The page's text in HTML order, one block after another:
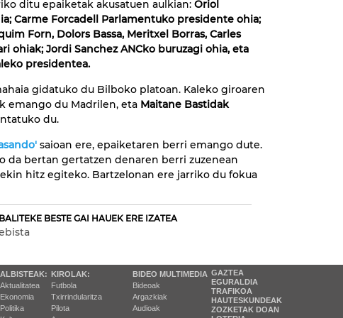
ditu epaiketak akusatuen aulkian: Oriol
Carme Forcadell Parlamentuko presidente ohia;
Forn, Dolors Bassa, Meritxel Borras, Carles
ohiak; Jordi Sanchez ANCko buruzagi ohia, eta
presidentea.
gidatuko du Bilboko platoan. Kaleko giroaren
emango du Madrilen, eta Maitane Bastidak
du.
saioan ere, epaiketaren berri emango dute.
da bertan gertatzen denaren berri zuzenean
hitz egiteko. Bartzelonan ere jarriko du fokua
BESTE GAI HAUEK ERE IZATEA
ALBISTEAK:
Aktualitatea
Ekonomia
Politika
KIROLAK:
Futbola
Txirrindularitza
Pilota
BIDEO MULTIMEDIA
Bideoak
Argazkiak
Audioak
GAZTEA
EGURALDIA
TRAFIKOA
HAUTESKUNDEAK
ZOZKETAK DOAN